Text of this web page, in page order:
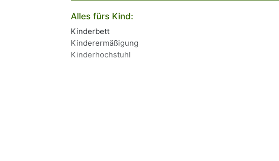
Alles fürs Kind:
Kinderbett
Kinderermäßigung
Kinderhochstuhl